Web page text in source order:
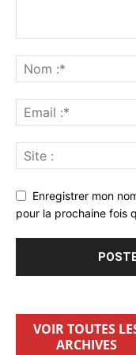
Enregistrer mon
pour la prochaine fois
VOIR TOUTES
ARCHIVES